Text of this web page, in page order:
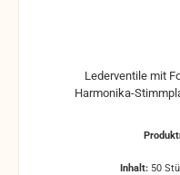
Harmonika-Stimmplatten mehrlagig
Inhalt: 50